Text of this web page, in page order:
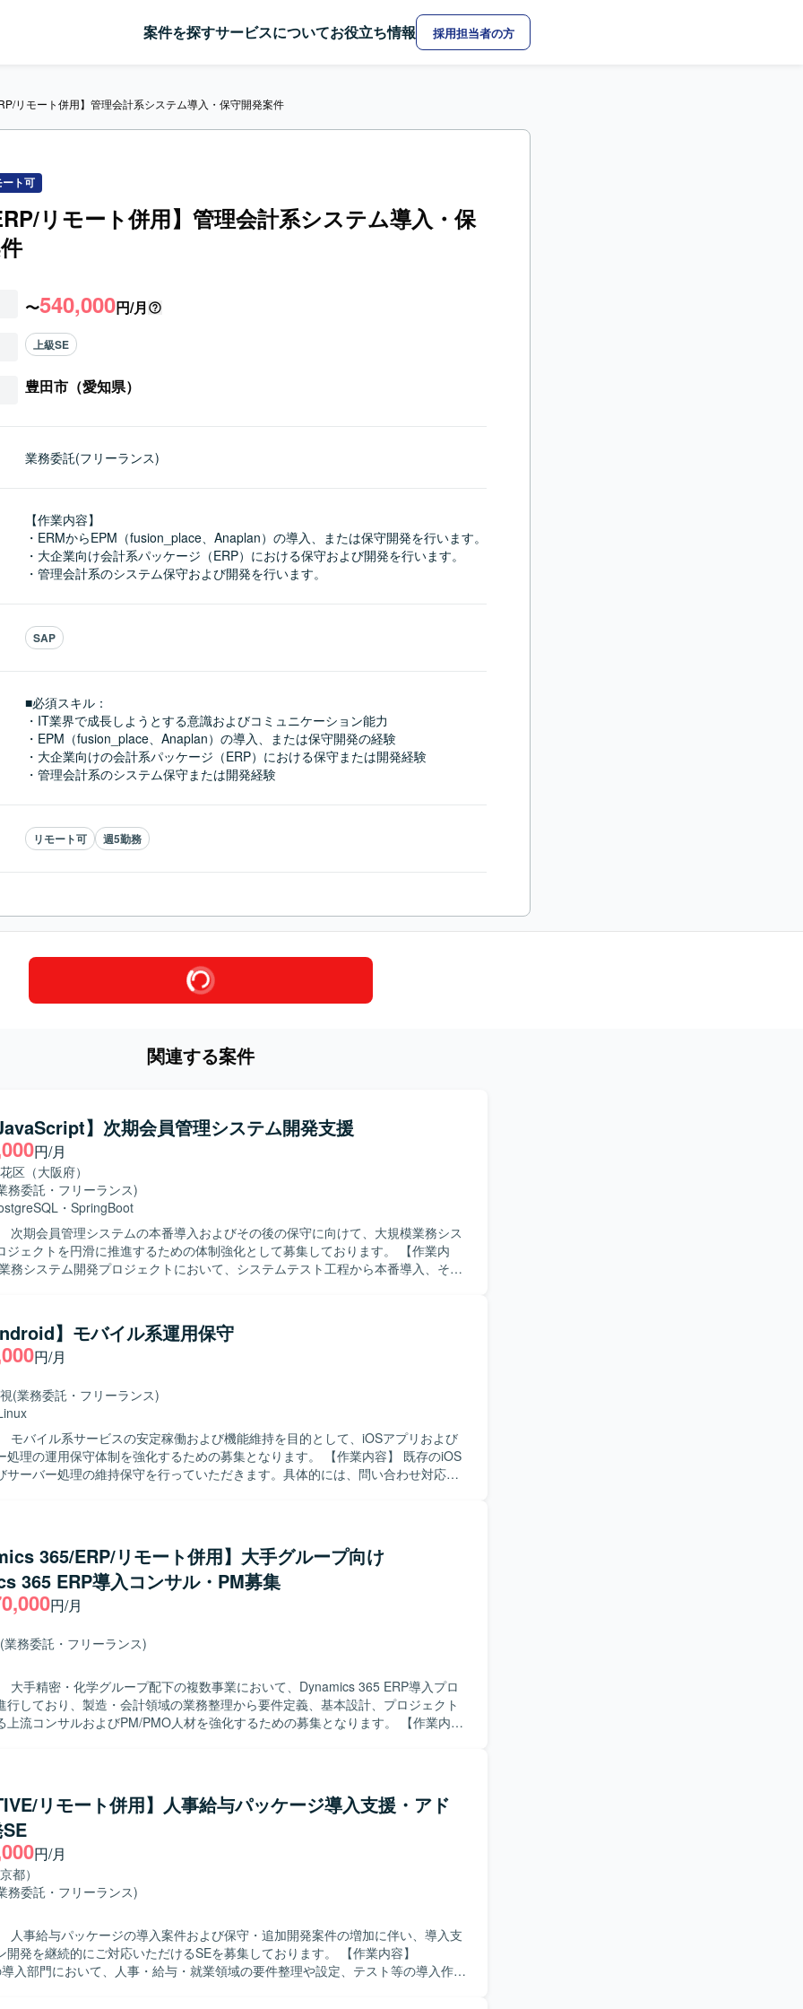
案件を探すサービスについてお役立ち情報 採用担当者の方
リモート併用】管理会計系システム導入・保守開発案件
ト可
リモート併用】管理会計系システム導入・保
〜540,000円/月
上級SE
豊田市（愛知県）
業務委託(フリーランス)
【作業内容】
・ERMからEPM（fusion_place、Anaplan）の導入、または保守開発を行います。
・大企業向け会計系パッケージ（ERP）における保守および開発を行います。
・管理会計系のシステム保守および開発を行います。
SAP
■必須スキル：
・IT業界で成長しようとする意識およびコミュニケーション能力
・EPM（fusion_place、Anaplan）の導入、または保守開発の経験
・大企業向けの会計系パッケージ（ERP）における保守または開発経験
・管理会計系のシステム保守または開発経験
リモート可 週5勤務
関連する案件
】次期会員管理システム開発支援
円/月
区（大阪府）
務委託・フリーランス)
・ SpringBoot
次期会員管理システムの本番導入およびその後の保守に向けて、大規模業務シス
ェクトを円滑に推進するための体制強化として募集しております。 【作業内
務システム開発プロジェクトにおいて、システムテスト工程から本番導入、その
、仕様調査や改修方針の検討、改修作業に関連する調査・検証などを行っていた
ッチアップし、自ら
を整理したうえで関係者と円滑にコミュニケーションを取りながら業務を推進で
しいです。 【ポジションの魅力】 大規模な会員管理システムの
守に携わることで、業務システム開発の上流工程からテスト、保守までの幅広い
とができます。また、性能を意識したSQL作成や不具合調査・改善提案を通じ
ション品質の向上に寄与しながらスキルアップが図れる環境です。 【開発環
びJavaScriptを用いた業務システム開発環境となっております。データベースに
）が利用されており、アプリケーションフレームワークとして
】モバイル系運用保守
円/月
(業務委託・フリーランス)
モバイル系サービスの安定稼働および機能維持を目的として、iOSアプリおよび
の運用保守体制を強化するための募集となります。 【作業内容】 既存のiOS
サーバー処理の維持保守を行っていただきます。具体的には、問い合わせ対応や
像】 コミュニケーションを取りながら円滑に調整業
ただける方を求めています。モバイルアプリやサーバー処理の運用保守に主体的
変化にも柔軟に対応いただける方ですと望ましいです。 【ポジションの魅
アプリとサーバー処理双方の運用保守に関わることで、スマホアプリ領域におけ
身につけることができます。長期的な参画を通じて、顧客折衝やベンダーコント
わせて習得・強化していただける環境です。 【開発環境】 スマートフォン
関連サーバー処理の運用保守環境での作業となります。iOS関連ツールやGitHub、
365/ERP/リモート併用】大手グループ向け
365 ERP導入コンサル・PM募集
円/月
(業務委託・フリーランス)
大手精密・化学グループ配下の複数事業において、Dynamics 365 ERP導入プロ
行しており、製造・会計領域の業務整理から要件定義、基本設計、プロジェクト
流コンサルおよびPM/PMO人材を強化するための募集となります。 【作業内
ー・業務要件の整理・ドキュメント化を行います。 ・中堅向けERP（BC）導入や
けERP（FO）導入など、複数プロジェクトにまたがり上流工程をリードいただき
ジェクト全体の進行管理、課題管理、ステークホルダーとの調整などPM/PMOと
たは会計領域のドメイン知識を活かしなが
話し業務要件を整理していく姿勢をお持ちの方を求めています。 ・複数の関係者
ジェクトにおいて、状況を整理しながら主体的に課題解決を進められる方を歓迎
・新しいERP製品やクラウドサービスにも前向きにキャッチアップし、標準機能
数のDynamics 365 ERP導入プロジェクトに参画し、製造・会計領域の上流工程か
ができます。 ・D365未経験であっても、他ERPでの上流経験を活かしながら新た
習得する機会がございます。 ・コンサルタント、PM/PMOなど複数ロールがあ
リモート併用】人事給与パッケージ導入支援・アド
円/月
都）
務委託・フリーランス)
人事給与パッケージの導入案件および保守・追加開発案件の増加に伴い、導入支
を継続的にご対応いただけるSEを募集しております。 【作業内容】
入部門において、人事・給与・就業領域の要件整理や設定、テスト等の導入作業